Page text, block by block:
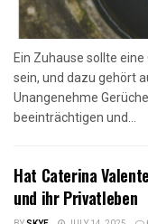
Ein Zuhause sollte
sein, und dazu gehört
Unangenehme
beeinträchtigen und...
Hat Caterina
und ihr Privatleben